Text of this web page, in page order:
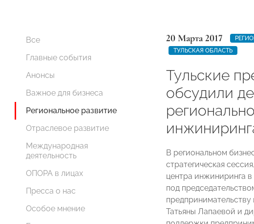
Все
Главные события
Анонсы
Важное для бизнеса
Региональное развитие
Отраслевое развитие
Международная
деятельность
ОПОРА в лицах
Пресса о нас
Особое мнение
20 Марта 2017
ТУЛЬСКАЯ ОБЛАСТЬ
Тульские
обсудили
В региональном
стратегическая
центра инжиниринга
под
Татьяны Лапаевой и